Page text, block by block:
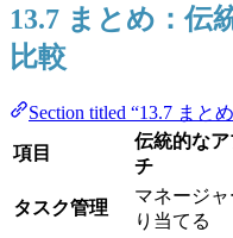
13.7 まとめ：伝
比較
Section titled “13.7 ま
項目
伝統的な
チ
タスク管理
マネージャ
り当てる